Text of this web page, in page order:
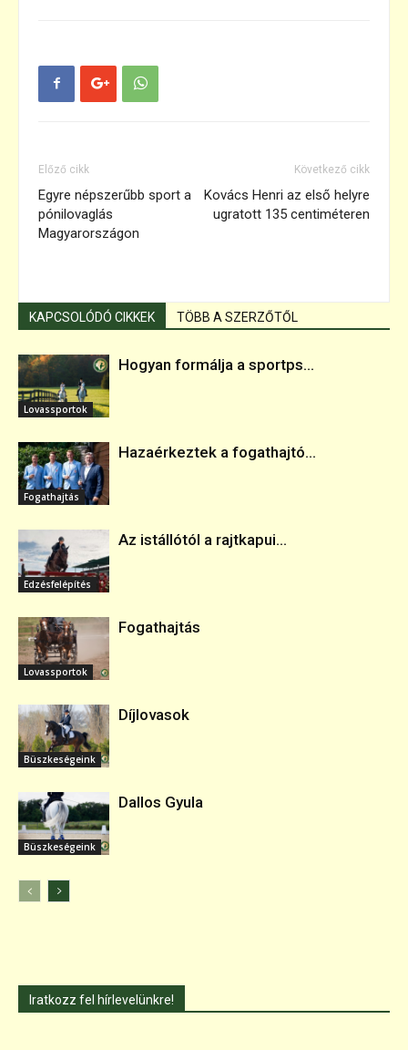
Előző cikk
Egyre népszerűbb sport a
pónilovaglás
Magyarországon
Következő cikk
Kovács Henri az első helyre
ugratott 135 centiméteren
KAPCSOLÓDÓ CIKKEK TÖBB A SZERZŐTŐL
Lovassportok
Hogyan formálja a sportps...
Fogathajtás
Hazaérkeztek a fogathajtó...
Edzésfelépítés
Az istállótól a rajtkapui...
Lovassportok
Fogathajtás
Büszkeségeink
Díjlovasok
Büszkeségeink
Dallos Gyula
Iratkozz fel hírlevelünkre!